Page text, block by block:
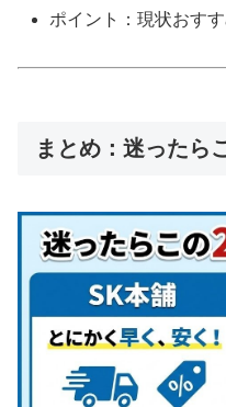
ポイント：現状おす
まとめ：迷ったら